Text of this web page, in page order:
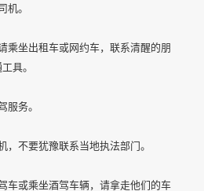
机。
乘坐出租车或网约车，联系清醒的朋
具。
服务。
不要犹豫联系当地执法部门。
车或乘坐酒驾车辆，请拿走他们的车